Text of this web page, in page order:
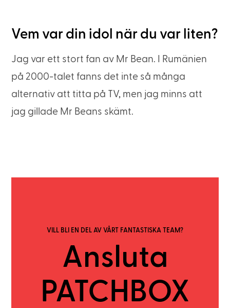
Vem var din idol när du var liten?
Jag var ett stort fan av Mr Bean. I Rumänien
på 2000-talet fanns det inte så många
alternativ att titta på TV, men jag minns att
jag gillade Mr Beans skämt.
VILL BLI EN DEL AV VÅRT FANTASTISKA TEAM?
Ansluta
PATCHBOX